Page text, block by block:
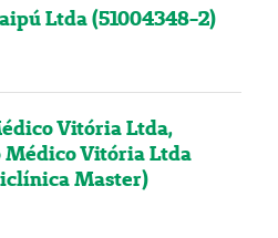
Ltda (51004348-2)
Vitória Ltda,
Médico Vitória Ltda
Master)